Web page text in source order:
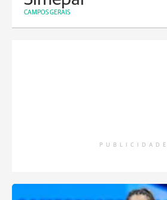
CAMPOS GERAIS
PUBLICIDADE